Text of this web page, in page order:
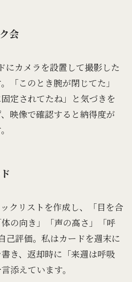
会
にカメラを設置して撮影した
「このとき腕が閉じてた」
固定されてたね」と気づきを
映像で確認すると納得度が
クリストを作成し、「目を合
の向き」「声の高さ」「呼
己評価。私はカードを週末に
き、返却時に「来週は呼吸
添えています。